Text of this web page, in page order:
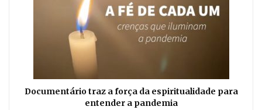
Documentário traz a força da espiritualidade para
entender a pandemia